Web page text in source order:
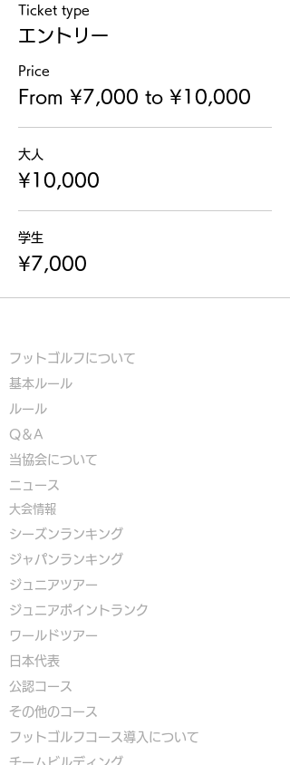
Ticket type
エントリー
Price
From ¥7,000 to ¥10,000
大人
¥10,000
学生
¥7,000
フットゴルフについて
基本ルール
ルール
Q＆A
​当協会について
​ニュース
大会情報
シーズンランキング
ジャパンランキング
ジュニアツアー
ジュニアポイントランク
​ワールドツアー
​​日本代表
公認コース
​その他のコース
​ フットゴルフコース導入について
​チームビルディング